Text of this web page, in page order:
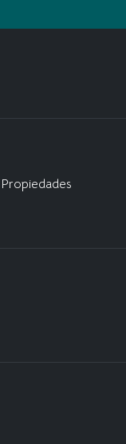
Propiedades